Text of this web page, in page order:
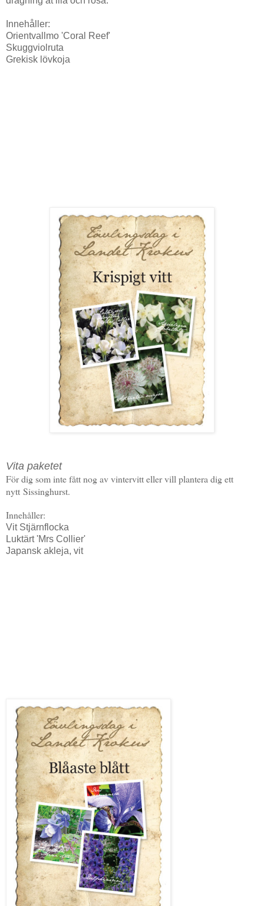
Innehåller:
Orientvallmo 'Coral Reef'
Skuggviolruta
Grekisk lövkoja
Vita paketet
För dig som inte fått nog av vintervitt eller vill plantera dig ett
nytt Sissinghurst.
Innehåller:
Vit Stjärnflocka
Luktärt 'Mrs Collier'
Japansk akleja, vit